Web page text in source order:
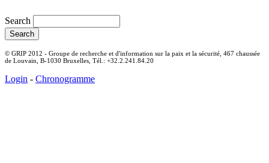
Search
© GRIP 2012 - Groupe de recherche et d'information sur la paix et la sécurité, 467 chaussée
de Louvain, B-1030 Bruxelles, Tél.: +32.2.241.84.20
Login - Chronogramme